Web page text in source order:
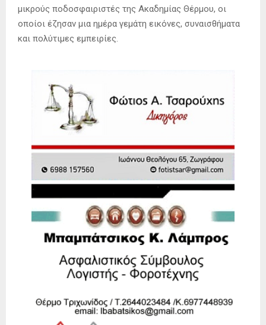
μικρούς ποδοσφαιριστές της Ακαδημίας Θέρμου, οι
οποίοι έζησαν μια ημέρα γεμάτη εικόνες, συναισθήματα
και πολύτιμες εμπειρίες.